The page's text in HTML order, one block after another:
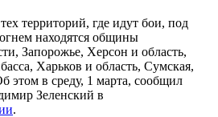
территорий, где идут бои, под
находятся общины
Запорожье, Херсон и область,
Харьков и область, Сумская,
этом в среду, 1 марта, сообщил
Зеленский в
.